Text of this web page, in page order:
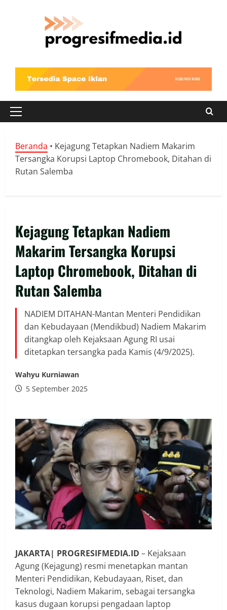
Primary
Beranda • Kejagung Tetapkan Nadiem Makarim
Tersangka Korupsi Laptop Chromebook, Ditahan di
Rutan Salemba
Kejagung Tetapkan Nadiem
Makarim Tersangka Korupsi
Laptop Chromebook, Ditahan di
Rutan Salemba
NADIEM DITAHAN-Mantan Menteri Pendidikan
dan Kebudayaan (Mendikbud) Nadiem Makarim
ditangkap oleh Kejaksaan Agung RI usai
ditetapkan tersangka pada Kamis (4/9/2025).
Wahyu Kurniawan
5 September 2025
JAKARTA| PROGRESIFMEDIA.ID – Kejaksaan
Agung (Kejagung) resmi menetapkan mantan
Menteri Pendidikan, Kebudayaan, Riset, dan
Teknologi, Nadiem Makarim, sebagai tersangka
kasus dugaan korupsi pengadaan laptop